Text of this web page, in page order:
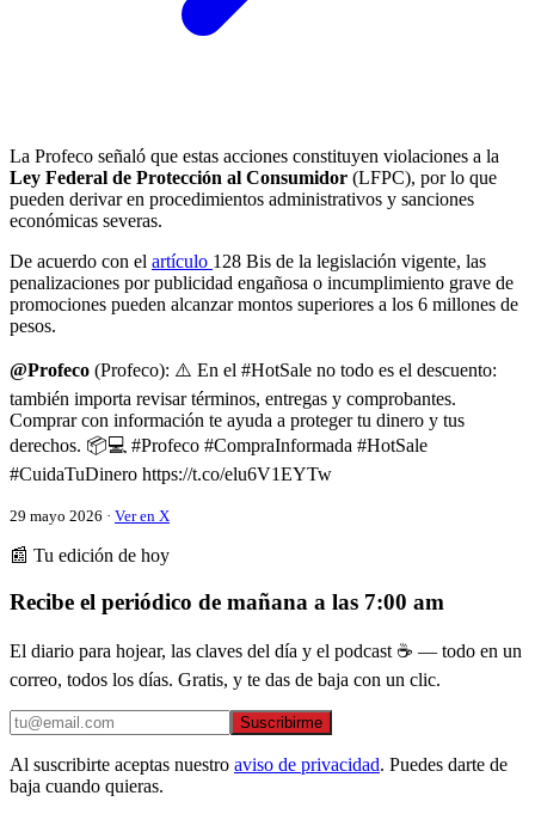
La Profeco señaló que estas acciones constituyen violaciones a la
Ley Federal de Protección al Consumidor (LFPC), por lo que
pueden derivar en procedimientos administrativos y sanciones
económicas severas.
De acuerdo con el artículo 128 Bis de la legislación vigente, las
penalizaciones por publicidad engañosa o incumplimiento grave de
promociones pueden alcanzar montos superiores a los 6 millones de
pesos.
@Profeco (Profeco): ⚠️ En el #HotSale no todo es el descuento:
también importa revisar términos, entregas y comprobantes.
Comprar con información te ayuda a proteger tu dinero y tus
derechos. 📦💻 #Profeco #CompraInformada #HotSale
#CuidaTuDinero https://t.co/elu6V1EYTw
29 mayo 2026 · Ver en X
📰 Tu edición de hoy
Recibe el periódico de mañana a las 7:00 am
El diario para hojear, las claves del día y el podcast ☕ — todo en un
correo, todos los días. Gratis, y te das de baja con un clic.
Suscribirme
Al suscribirte aceptas nuestro aviso de privacidad. Puedes darte de
baja cuando quieras.